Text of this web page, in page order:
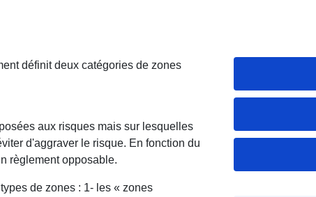
département des
définit deux catégories de zones
aux risques mais sur lesquelles
d'aggraver le risque. En fonction du
règlement opposable.
de zones : 1- les « zones